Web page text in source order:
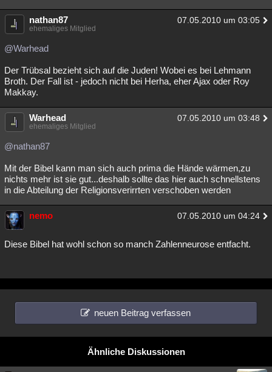
nathan87 07.05.2010 um 03:05
ehemaliges Mitglied
@Warhead
Der Trübsal bezieht sich auf die Juden! Wobei es bei Lehmann
Broth. Der Fall ist - jedoch nicht bei Herha, eher Ajax oder Roy
Makkay.
Warhead 07.05.2010 um 03:48
ehemaliges Mitglied
@nathan87
Mit der Bibel kann man sich auch prima die Hände wärmen,zu
nichts mehr ist sie gut...deshalb sollte das hier auch schnellstens
in die Abteilung der Religionsverirrten verschoben werden
nemo 07.05.2010 um 04:24
Diese Bibel hat wohl schon so manch Zahlenneurose entfacht.
neuen Beitrag verfassen
Ähnliche Diskussionen